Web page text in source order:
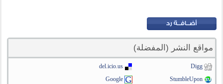
مواقع النشر (المفضلة)
Digg
del.icio.us
StumbleUpon
Google